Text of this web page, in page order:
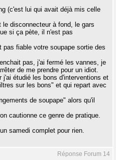
(c'est lui qui avait déjà mis celle
disconnecteur à fond, le gars
si ça pète, il n'est pas
fiable votre soupape sortie des
pas, j'ai fermé les vannes, je
de me prendre pour un idiot.
j'ai étudié les bons d'interventions et
sur les bons" et qui repart avec
de soupape" alors qu'il
cautionne ce genre de pratique.
samedi complet pour rien.
Réponse Forum 14